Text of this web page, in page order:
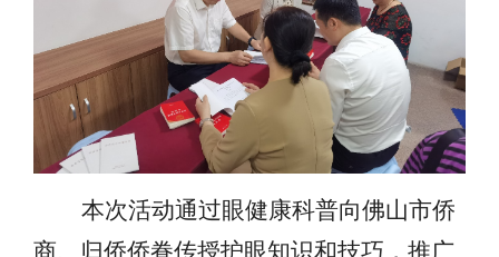
本次活动通过眼健康科普向佛山市侨
商、归侨侨眷传授护眼知识和技巧，推广